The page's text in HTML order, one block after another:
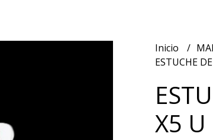
Inicio
ESTUCHE
X5 U